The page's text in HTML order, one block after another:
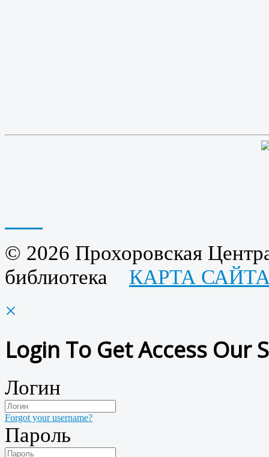
© 2026 Прохоровская
библиотека КАРТА
×
Login To Get Access Our
Логин
Forgot your username?
Пароль